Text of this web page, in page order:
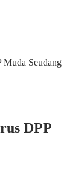
Muda Seudang
DPP